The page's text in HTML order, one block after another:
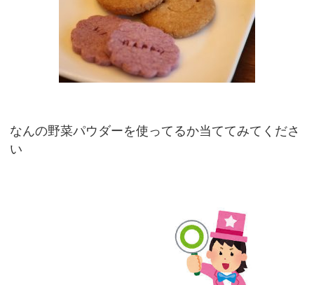
なんの野菜パウダーを使ってるか当ててみてくださ
い